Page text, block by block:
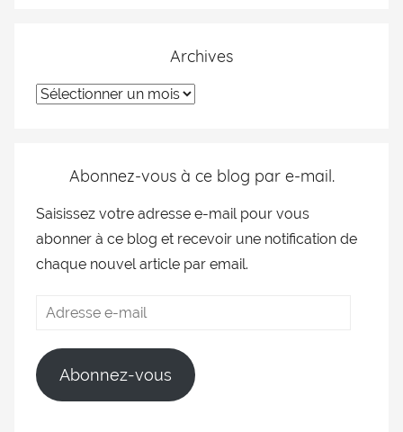
Archives
Abonnez-vous à ce blog par e-mail.
Saisissez votre adresse e-mail pour vous
abonner à ce blog et recevoir une notification de
chaque nouvel article par email.
Abonnez-vous